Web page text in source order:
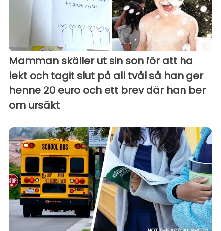
Mamman skäller ut sin son för att ha
lekt och tagit slut på all tvål så han ger
henne 20 euro och ett brev där han ber
om ursäkt